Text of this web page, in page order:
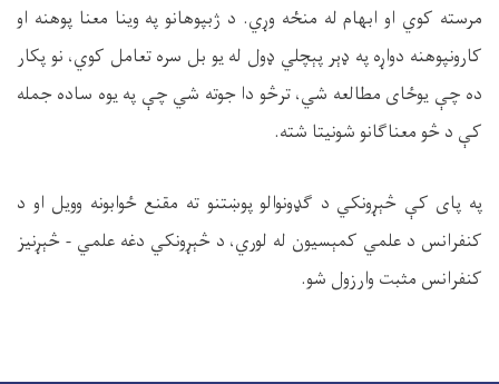
مرسته کوي او ابهام له منځه وړي. د ژبپوهانو په وینا معنا پوهنه او
کارونپوهنه دواړه په ډېر پېچلي ډول له یو بل سره تعامل کوي، نو پکار
ده چې يوځای مطالعه شي، ترڅو دا جوته شي چې په یوه ساده جمله
کې د څو معناګانو شونیتا شته.
په پای کې څېړونکي د ګډونوالو پوښتنو ته مقنع ځوابونه وویل او د
کنفرانس د علمي کمېسیون له لوري، د څېړونکي دغه علمي - څېړنیز
کنفرانس مثبت وارزول شو.